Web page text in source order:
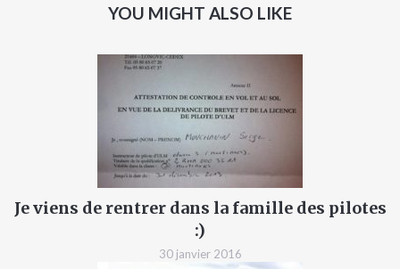
YOU MIGHT ALSO LIKE
Je viens de rentrer dans la famille des pilotes
:)
30 janvier 2016